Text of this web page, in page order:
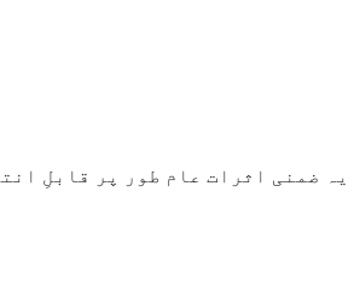
یہ ضمنی اثرات عام طور پر قابلِ